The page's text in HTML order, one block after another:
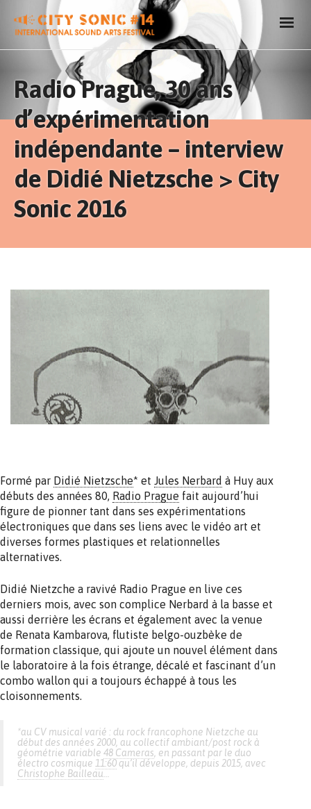
Radio Prague, 30 ans
d’expérimentation
indépendante – interview
de Didié Nietzsche > City
Sonic 2016
Formé par Didié Nietzsche* et Jules Nerbard à Huy aux
débuts des années 80, Radio Prague fait aujourd’hui
figure de pionner tant dans ses expérimentations
électroniques que dans ses liens avec le vidéo art et
diverses formes plastiques et relationnelles
alternatives.
Didié Nietzche a ravivé Radio Prague en live ces
derniers mois, avec son complice Nerbard à la basse et
aussi derrière les écrans et également avec la venue
de Renata Kambarova, flutiste belgo-ouzbèke de
formation classique, qui ajoute un nouvel élément dans
le laboratoire à la fois étrange, décalé et fascinant d’un
combo wallon qui a toujours échappé à tous les
cloisonnements.
*au CV musical varié : du rock francophone Nietzche au
début des années 2000, au collectif ambiant/post rock à
géométrie variable 48 Cameras, en passant par le duo
électro cosmique 11:60 qu’il développe, depuis 2015, avec
Christophe Bailleau…